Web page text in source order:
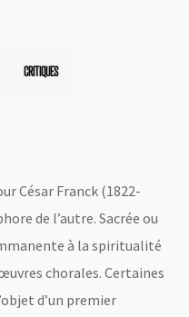
CRITIQUES
César Franck (1822-
de l’autre. Sacrée ou
à la spiritualité
chorales. Certaines
d’un premier